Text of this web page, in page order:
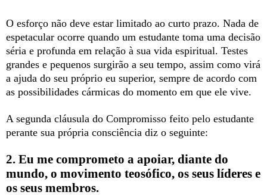
O esforço não deve estar limitado ao curto prazo. Nada de
espetacular ocorre quando um estudante toma uma decisão
séria e profunda em relação à sua vida espiritual. Testes
grandes e pequenos surgirão a seu tempo, assim como virá
a ajuda do seu próprio eu superior, sempre de acordo com
as possibilidades cármicas do momento em que ele vive.
A segunda cláusula do Compromisso feito pelo estudante
perante sua própria consciência diz o seguinte:
2. Eu me comprometo a apoiar, diante do
mundo, o movimento teosófico, os seus líderes e
os seus membros.